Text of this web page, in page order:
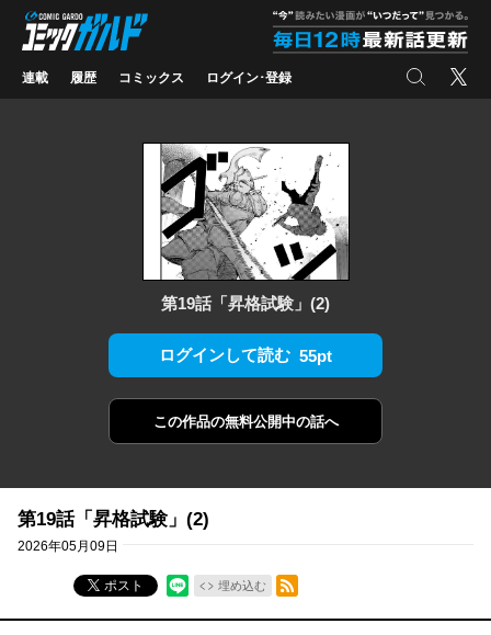
コミックガルド
連載 履歴 コミックス ログイン･登録 検索 X
第19話「昇格試験」(2)
ログインして読む 55pt
この作品の無料公開中の話へ
第19話「昇格試験」(2)
2026年05月09日
ポスト 埋め込む
RSSフィード